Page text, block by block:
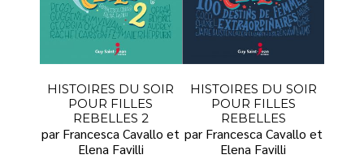
HISTOIRES DU SOIR
POUR FILLES
REBELLES 2
par Francesca Cavallo et
Elena Favilli
HISTOIRES DU SOIR
POUR FILLES
REBELLES
par Francesca Cavallo et
Elena Favilli